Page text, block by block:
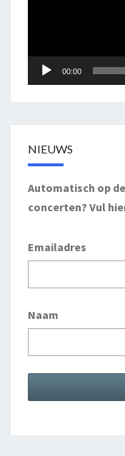
00:00
NIEUWS
Automatisch op
concerten? Vul
Emailadres
Naam